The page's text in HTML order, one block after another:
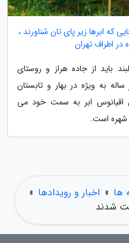
که ابرها زیر پای تان شناورند ،
اطراف تهران
باید از جاده هراز و روستای
به ویژه در بهار و تابستان
اقیانوس ابر به سمت خود می
شهره است.
ها » اخبار و رویدادها »
شدند